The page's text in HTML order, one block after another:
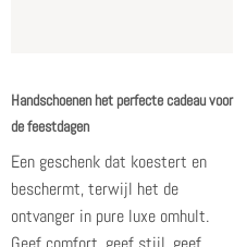
Handschoenen het perfecte cadeau voor
de feestdagen
Een geschenk dat koestert en
beschermt, terwijl het de
ontvanger in pure luxe omhult.